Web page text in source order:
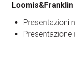
SCOPRI COME
Treno, aereo o
Presentazioni